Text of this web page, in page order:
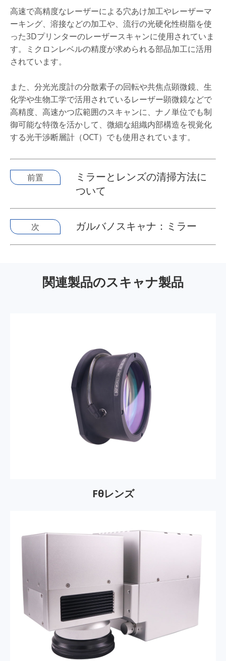
高速で高精度なレーザーによる穴あけ加工やレーザーマ
ーキング、溶接などの加工や、流行の光硬化性樹脂を使
った3Dプリンターのレーザースキャンに使用されていま
す。ミクロンレベルの精度が求められる部品加工に活用
されています。
また、分光光度計の分散素子の回転や共焦点顕微鏡、生
化学や生物工学で活用されているレーザー顕微鏡などで
高精度、高速かつ広範囲のスキャンに、ナノ単位でも制
御可能な特徴を活かして、微細な組織内部構造を視覚化
する光干渉断層計（OCT）でも使用されています。
前置
ミラーとレンズの清掃方法に
ついて
次 ガルバノスキャナ：ミラー
関連製品のスキャナ製品
Fθレンズ